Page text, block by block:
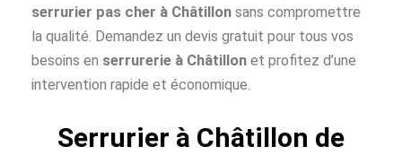
serrurier pas cher à Châtillon sans compromettre
la qualité. Demandez un devis gratuit pour tous vos
besoins en serrurerie à Châtillon et profitez d’une
intervention rapide et économique.
Serrurier à Châtillon de